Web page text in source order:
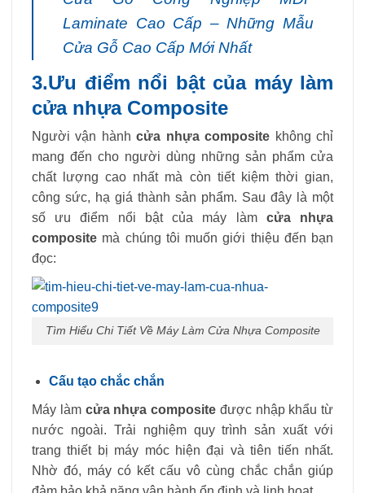
Laminate Cao Cấp – Những Mẫu
Cửa Gỗ Cao Cấp Mới Nhất
3.Ưu điểm nổi bật của máy làm
cửa nhựa Composite
Người vận hànhcửa nhựa composite không chỉ
mang đến cho người dùng những sản phẩm cửa
chất lượng cao nhất mà còn tiết kiệm thời gian,
công sức, hạ giá thành sản phẩm. Sau đây là một
số ưu điểm nổi bật của máy làm cửa nhựa
composite mà chúng tôi muốn giới thiệu đến bạn
đọc:
Tìm Hiểu Chi Tiết Về Máy Làm Cửa Nhựa Composite
Cấu tạo chắc chắn
Máy làm cửa nhựa composite được nhập khẩu từ
nước ngoài. Trải nghiệm quy trình sản xuất với
trang thiết bị máy móc hiện đại và tiên tiến nhất.
Nhờ đó, máy có kết cấu vô cùng chắc chắn giúp